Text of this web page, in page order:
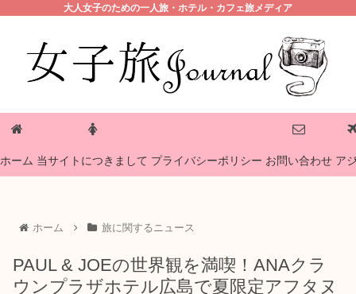
大人女子のための一人旅・ホテル・カフェ旅メディア
ホーム 当サイトにつきまして プライバシーポリシー お問い合わせ ア
ホーム 旅に関するニュース
PAUL & JOEの世界観を満喫！ANAクラ
ウンプラザホテル広島で夏限定アフタヌ